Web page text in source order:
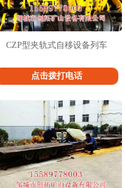
CZP型夹轨式自移设备列车
点击拨打电话